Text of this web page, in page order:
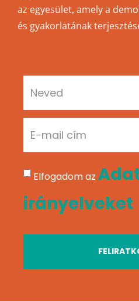
az egyesület, amely a
és gyakorlatának
Elfogadom az
irányelveket